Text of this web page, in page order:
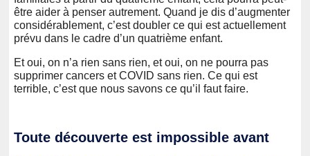
être aider à penser autrement. Quand je dis d’augmenter
considérablement, c’est doubler ce qui est actuellement
prévu dans le cadre d’un quatrième enfant.
Et oui, on n’a rien sans rien, et oui, on ne pourra pas
supprimer cancers et COVID sans rien. Ce qui est
terrible, c’est que nous savons ce qu’il faut faire.
Toute découverte est impossible avant